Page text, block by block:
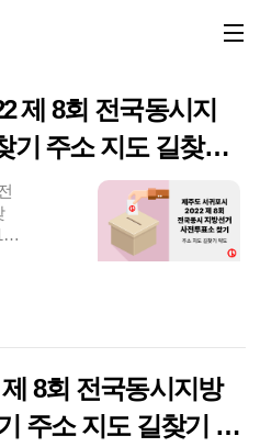
제 8회 전국동시지
기 주소 지도 길찾기
8회 전국동시지방
주소 지도 길찾기 약